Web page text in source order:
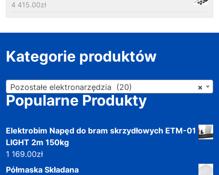
4 415.00zł
Kategorie produktów
×
Pozostałe elektronarzędzia (20)
Popularne Produkty
Elektrobim Napęd do bram skrzydłowych ETM-01
LIGHT 2m 150kg
1 169.00zł
Półmaska Składana